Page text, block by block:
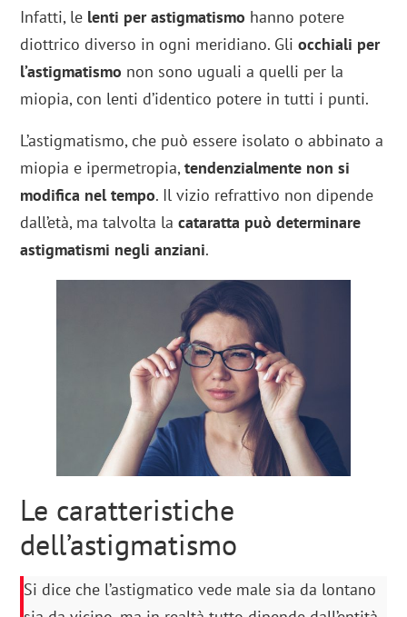
Infatti, le lenti per astigmatismo hanno potere
diottrico diverso in ogni meridiano. Gliocchiali per
l’astigmatismo non sono uguali a quelli per la
miopia, con lenti d’identico potere in tutti i punti.
L’astigmatismo, che può essere isolato o abbinato a
miopia e ipermetropia,tendenzialmente non si
modifica nel tempo. Il vizio refrattivo non dipende
dall’età, ma talvolta lacataratta può determinare
astigmatismi negli anziani.
Le caratteristiche
dell’astigmatismo
Si dice che l’astigmatico vede male sia da lontano